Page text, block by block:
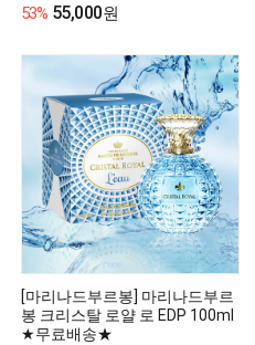
53% 55,000원
[마리나드부르봉] 마리나드부르
봉 크리스탈 로얄 로 EDP 100ml
★무료배송★